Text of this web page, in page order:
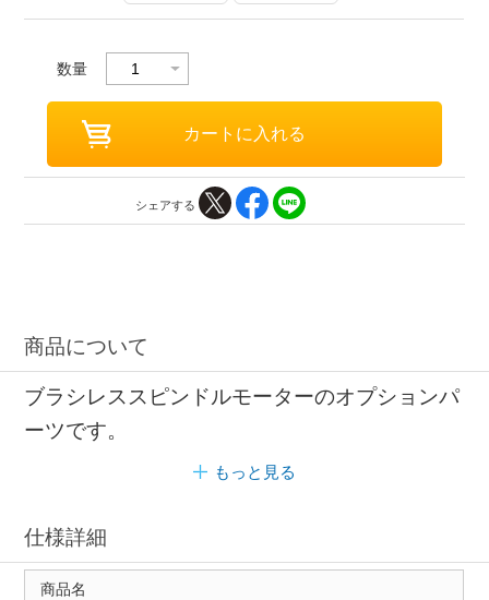
数量
シェアする
商品について
ブラシレススピンドルモーターのオプションパ
ーツです。
もっと見る
仕様詳細
商品名